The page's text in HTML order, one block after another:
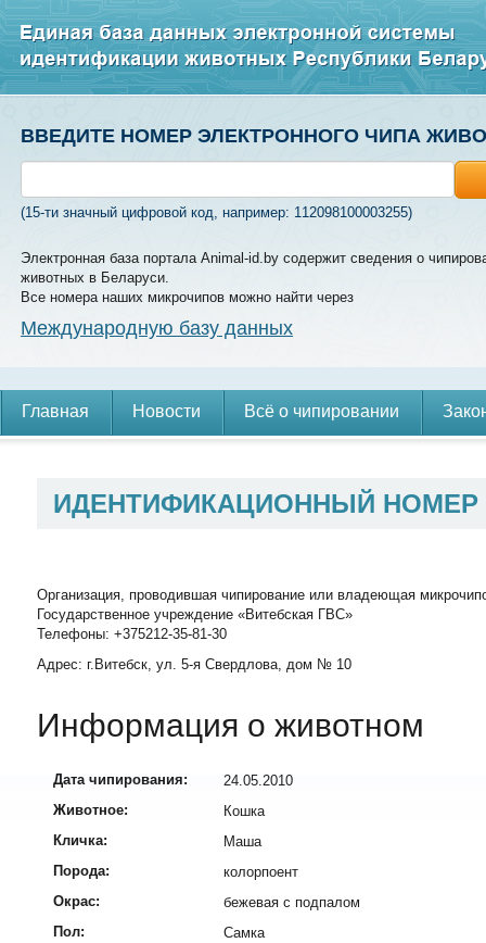
ВВЕДИТЕ НОМЕР ЭЛЕКТРОННОГО ЧИПА
(15-ти значный цифровой код, например: 112098100003255)
Электронная база портала Animal-id.by содержит сведения о
животных в Беларуси.
Все номера наших микрочипов можно найти через
Международную базу данных
Главная Новости Всё о чипировании
ИДЕНТИФИКАЦИОННЫЙ
Организация, проводившая чипирование или владеющая
Государственное учреждение «Витебская ГВС»
Телефоны: +375212-35-81-30
Адрес: г.Витебск, ул. 5-я Свердлова, дом № 10
Информация о животном
Дата чипирования:
24.05.2010
Животное:
Кошка
Кличка:
Маша
Порода:
колорпоент
Окрас:
бежевая с подпалом
Пол:
Самка